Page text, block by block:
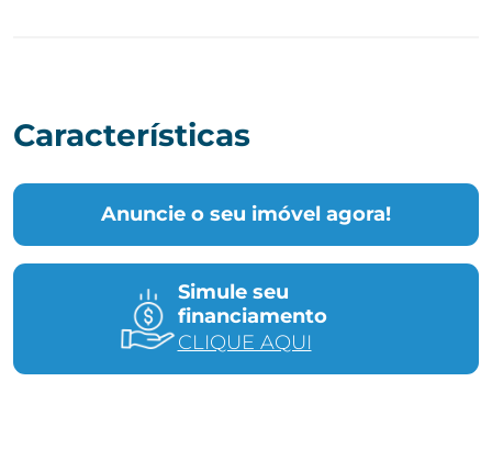
Anuncie o seu imóvel agora!
Simule seu
financiamento
CLIQUE AQUI
Características